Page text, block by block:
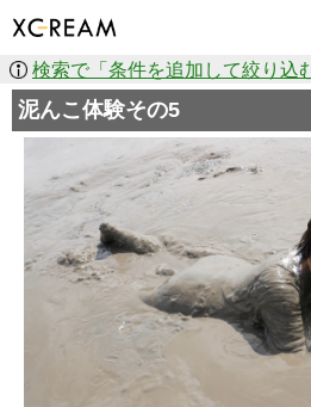
泥んこ体験その5